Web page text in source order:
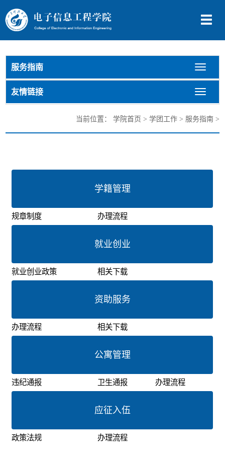
切
导
服务指南
切
换
导
友情链接
切
换
航
当前位置： 学院首页 > 学团工作> 服务指南>
学籍管理
规章制度 办理流程
就业创业
就业创业政策 相关下载
资助服务
办理流程 相关下载
公寓管理
违纪通报 卫生通报 办理流程
应征入伍
政策法规 办理流程